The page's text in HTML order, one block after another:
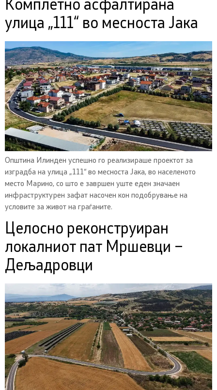
Комплетно асфалтирана
улица „111“ во месноста Јака
Општина Илинден успешно го реализираше проектот за
изградба на улица „111“ во месноста Јака, во населеното
место Марино, со што е завршен уште еден значаен
инфраструктурен зафат насочен кон подобрување на
условите за живот на граѓаните.
Целосно реконструиран
локалниот пат Мршевци –
Дељадровци